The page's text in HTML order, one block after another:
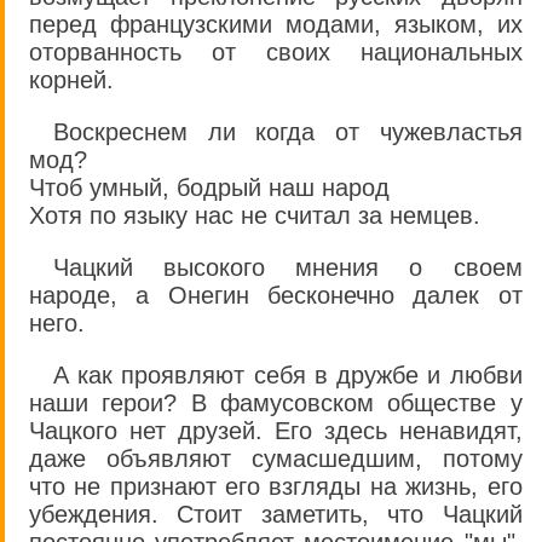
перед французскими модами, языком, их
оторванность от своих национальных
корней.
Воскреснем ли когда от чужевластья
мод?
Чтоб умный, бодрый наш народ
Хотя по языку нас не считал за немцев.
Чацкий высокого мнения о своем
народе, а Онегин бесконечно далек от
него.
А как проявляют себя в дружбе и любви
наши герои? В фамусовском обществе у
Чацкого нет друзей. Его здесь ненавидят,
даже объявляют сумасшедшим, потому
что не признают его взгляды на жизнь, его
убеждения. Стоит заметить, что Чацкий